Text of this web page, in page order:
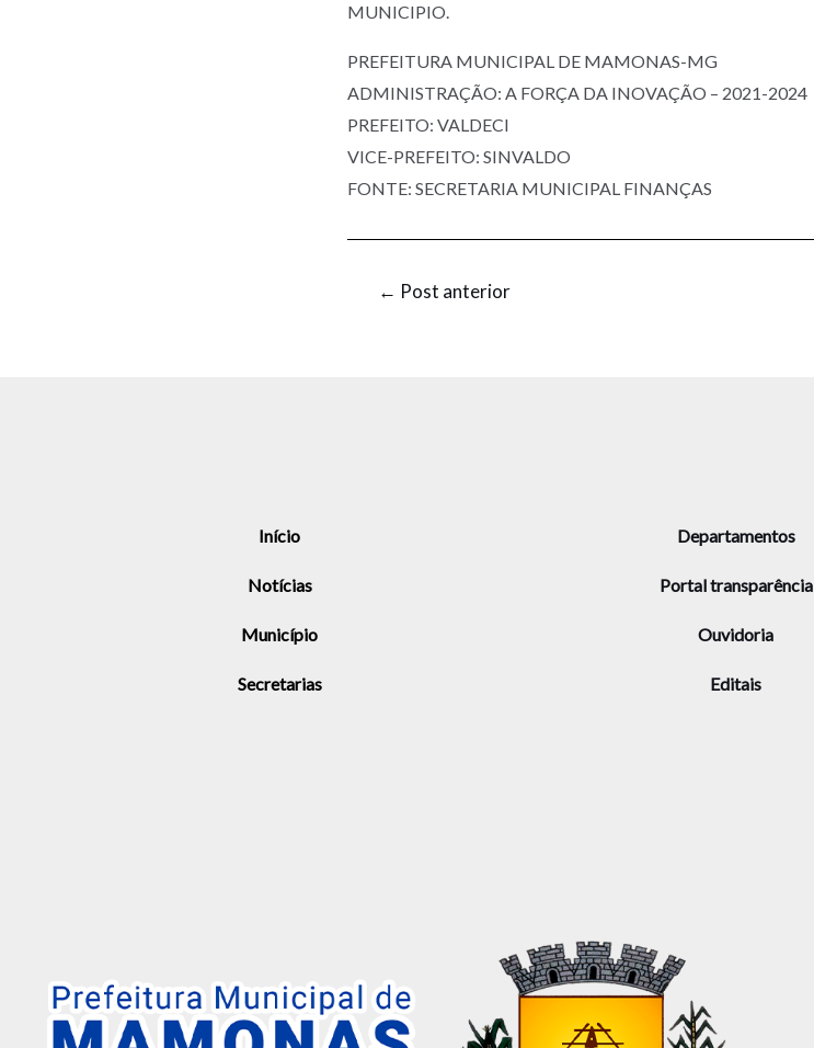
MUNICIPIO.
PREFEITURA MUNICIPAL DE MAMONAS-MG
ADMINISTRAÇÃO: A FORÇA DA INOVAÇÃO – 2021-2024
PREFEITO: VALDECI
VICE-PREFEITO: SINVALDO
FONTE: SECRETARIA MUNICIPAL FINANÇAS
← Post anterior
Início
Notícias
Município
Secretarias
Departamentos
Portal transparência
Ouvidoria
Editais